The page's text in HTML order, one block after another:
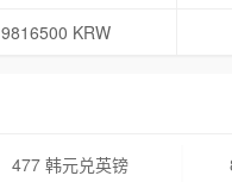
9816500 KRW
477 韩元兑英镑